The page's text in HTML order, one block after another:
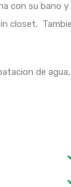
con su bano
closet.
de